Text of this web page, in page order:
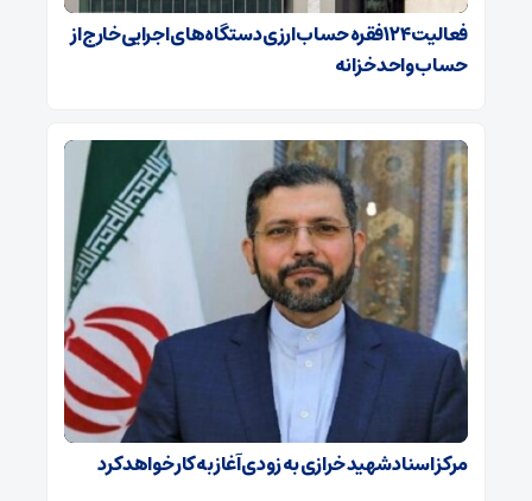
فعالیت ۱۲۴ فقره حساب ارزی دستگاه‌های اجرایی خارج از
حساب واحد خزانه
مرکز اسناد شهید خرازی به زودی آغاز به کار خواهد کرد